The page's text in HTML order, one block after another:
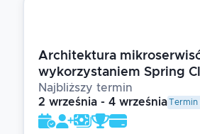
Architektura
wykorzystaniem Spring
Najbliższy termin
2 września - 4 wrześniaTermin